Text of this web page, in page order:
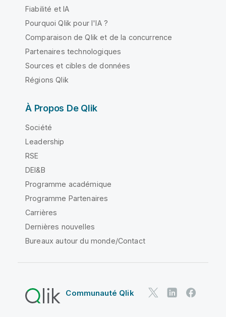
Fiabilité et IA
Pourquoi Qlik pour l'IA ?
Comparaison de Qlik et de la concurrence
Partenaires technologiques
Sources et cibles de données
Régions Qlik
À Propos De Qlik
Société
Leadership
RSE
DEI&B
Programme académique
Programme Partenaires
Carrières
Dernières nouvelles
Bureaux autour du monde/Contact
Communauté Qlik